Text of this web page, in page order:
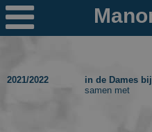

Nieuws
2021/2022 in de Dames bij
samen met